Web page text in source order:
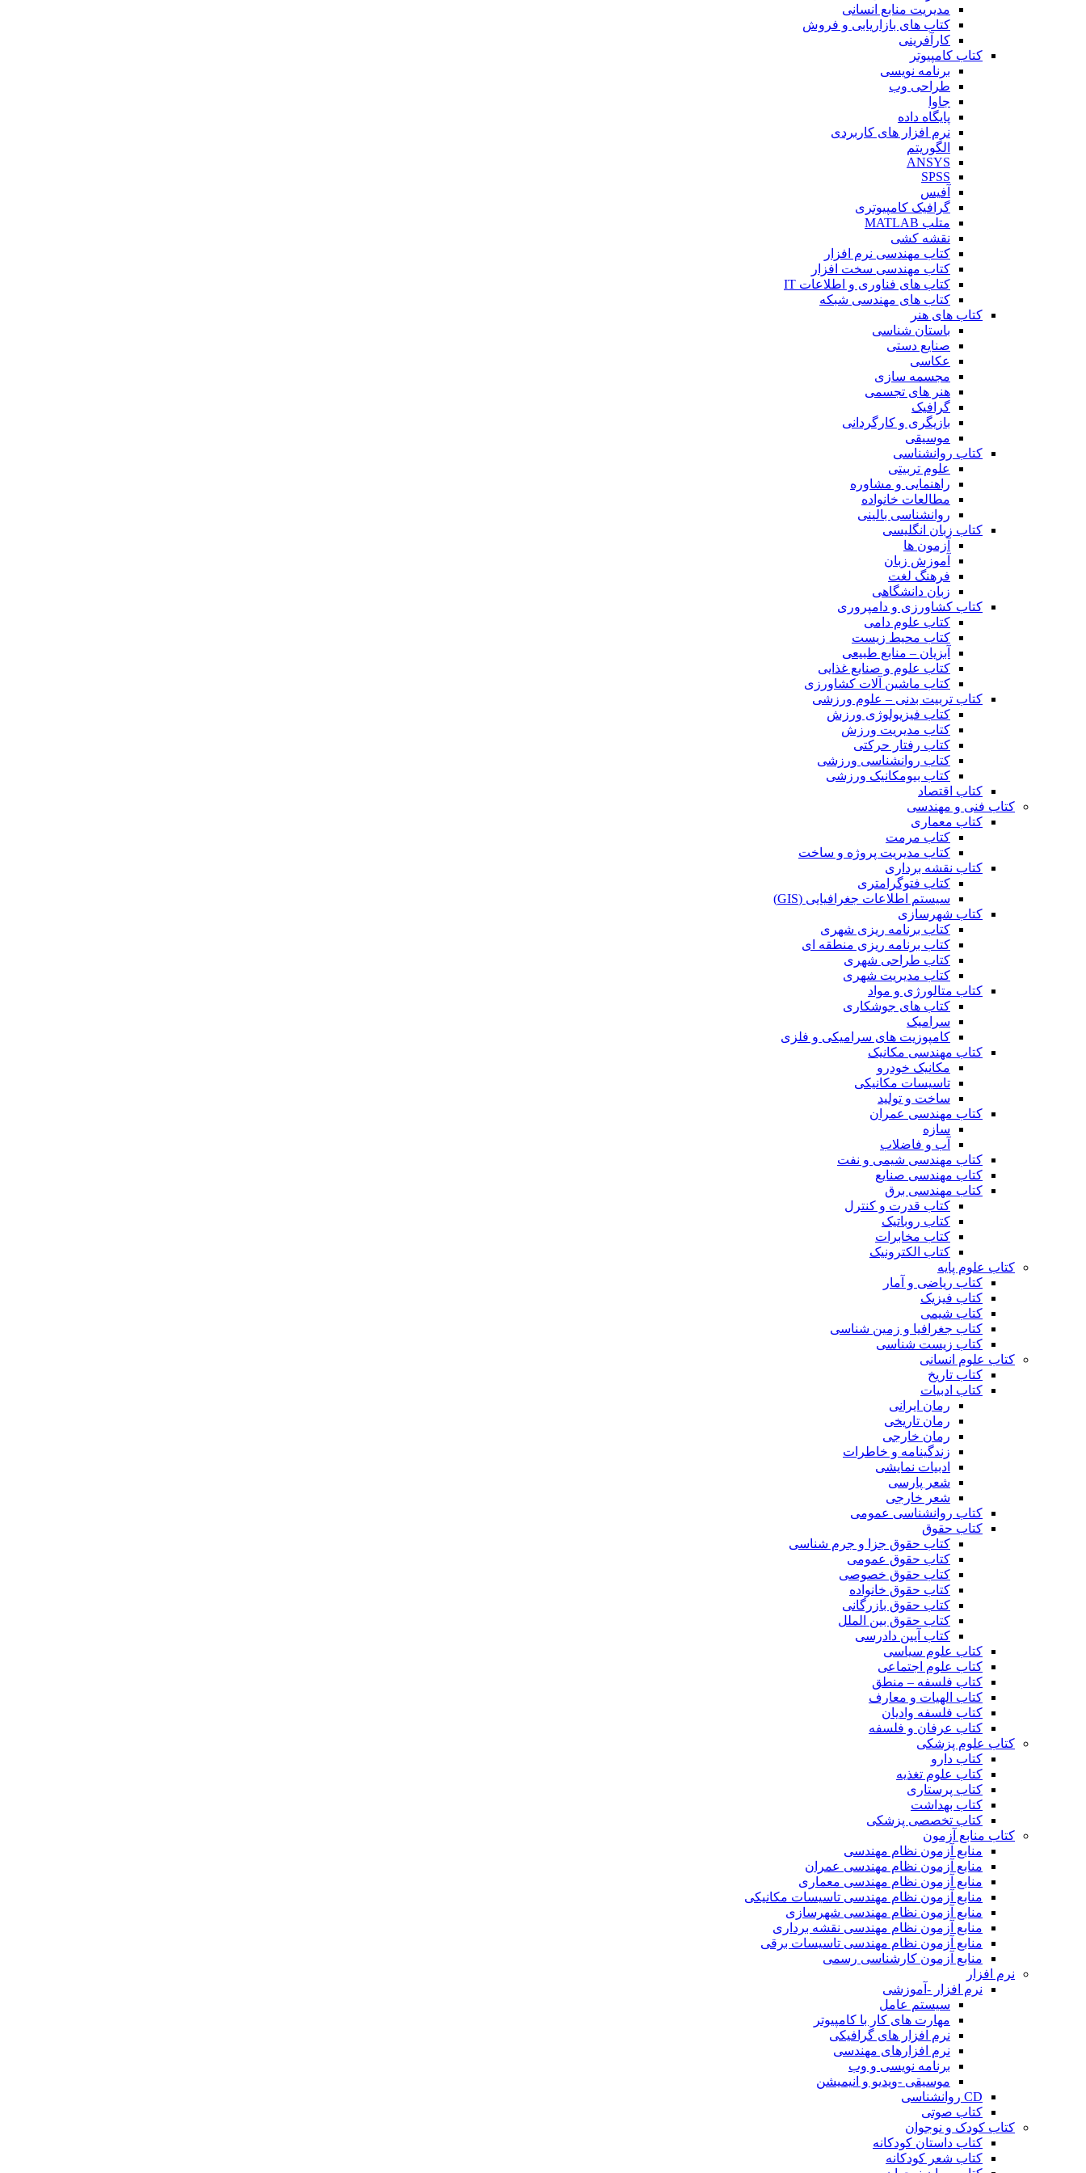
مدیریت منابع انسانی
کتاب های بازاریابی و فروش
کارآفرینی
کتاب کامپیوتر
برنامه نویسی
طراحی وب
جاوا
پایگاه داده
نرم افزار های کاربردی
الگوریتم
ANSYS
SPSS
آفیس
گرافیک کامپیوتری
متلب MATLAB
نقشه کشی
کتاب مهندسی نرم افزار
کتاب مهندسی سخت افزار
کتاب های فناوری و اطلاعات IT
کتاب های مهندسی شبکه
کتاب های هنر
باستان شناسی
صنایع دستی
عکاسی
مجسمه سازی
هنر های تجسمی
گرافیک
بازیگری و کارگردانی
موسیقی
کتاب روانشناسی
علوم تربیتی
راهنمایی و مشاوره
مطالعات خانواده
روانشناسی بالینی
کتاب زبان انگلیسی
آزمون ها
آموزش زبان
فرهنگ لغت
زبان دانشگاهی
کتاب کشاورزی و دامپروری
کتاب علوم دامی
کتاب محیط زیست
آبزیان – منابع طبیعی
کتاب علوم و صنایع غذایی
کتاب ماشین آلات کشاورزی
کتاب تربیت بدنی – علوم ورزشی
کتاب فیزیولوژی ورزش
کتاب مدیریت ورزش
کتاب رفتار حرکتی
کتاب روانشناسی ورزشی
کتاب بیومکانیک ورزشی
کتاب اقتصاد
کتاب فنی و مهندسی
کتاب معماری
کتاب مرمت
کتاب مدیریت پروژه و ساخت
کتاب نقشه برداری
کتاب فتوگرامتری
سیستم اطلاعات جغرافیایی (GIS)
کتاب شهرسازی
کتاب برنامه ریزی شهری
کتاب برنامه ریزی منطقه ای
کتاب طراحی شهری
کتاب مدیریت شهری
کتاب متالورژی و مواد
کتاب های جوشکاری
سرامیک
کامپوزیت های سرامیکی و فلزی
کتاب مهندسی مکانیک
مکانیک خودرو
تاسیسات مکانیکی
ساخت و تولید
کتاب مهندسی عمران
سازه
آب و فاضلاب
کتاب مهندسی شیمی و نفت
کتاب مهندسی صنایع
کتاب مهندسی برق
کتاب قدرت و کنترل
کتاب روباتیک
کتاب مخابرات
کتاب الکترونیک
کتاب علوم پایه
کتاب ریاضی و آمار
کتاب فیزیک
کتاب شیمی
کتاب جغرافیا و زمین شناسی
کتاب زیست شناسی
کتاب علوم انسانی
کتاب تاریخ
کتاب ادبیات
رمان ایرانی
رمان تاریخی
رمان خارجی
زندگینامه و خاطرات
ادبیات نمایشی
شعر پارسی
شعر خارجی
کتاب روانشناسی عمومی
کتاب حقوق
کتاب حقوق جزا و جرم شناسی
کتاب حقوق عمومی
کتاب حقوق خصوصی
کتاب حقوق خانواده
کتاب حقوق بازرگانی
کتاب حقوق بین الملل
کتاب آیین دادرسی
کتاب علوم سیاسی
کتاب علوم اجتماعی
کتاب فلسفه – منطق
کتاب الهیات و معارف
کتاب فلسفه وادیان
کتاب عرفان و فلسفه
کتاب علوم پزشکی
کتاب دارو
کتاب علوم تغذیه
کتاب پرستاری
کتاب بهداشت
کتاب تخصصی پزشکی
کتاب منابع آزمون
منابع آزمون نظام مهندسی
منابع آزمون نظام مهندسی عمران
منابع آزمون نظام مهندسی معماری
منابع آزمون نظام مهندسی تاسیسات مکانیکی
منابع آزمون نظام مهندسی شهرسازی
منابع آزمون نظام مهندسی نقشه برداری
منابع آزمون نظام مهندسی تاسیسات برقی
منابع آزمون کارشناسی رسمی
نرم افزار
نرم افزار -آموزشی
سیستم عامل
مهارت های کار با کامپیوتر
نرم افزار های گرافیکی
نرم افزارهای مهندسی
برنامه نویسی و وب
موسیقی -ویدیو و انیمیشن
CD روانشناسی
کتاب صوتی
کتاب کودک و نوجوان
کتاب داستان کودکانه
کتاب شعر کودکانه